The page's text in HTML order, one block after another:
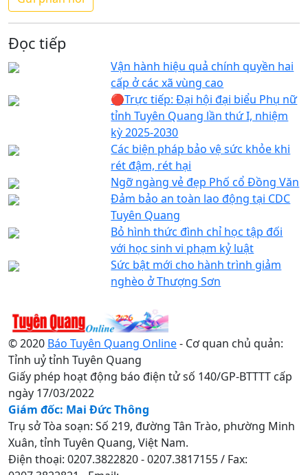
Đọc tiếp
Vận hành hiệu quả chính quyền hai
cấp ở các xã vùng cao
🔴Trực tiếp: Đại hội đại biểu Phụ nữ
tỉnh Tuyên Quang lần thứ I, nhiệm
kỳ 2025-2030
Các biện pháp bảo vệ sức khỏe khi
rét đậm, rét hại
Ngỡ ngàng vẻ đẹp Phố cổ Đồng Văn
Đảm bảo an toàn lao động tại CDC
Tuyên Quang
Bỏ hình thức đình chỉ học tập đối
với học sinh vi phạm kỷ luật
Sức bật mới cho hành trình giảm
nghèo ở Thượng Sơn
© 2020 Báo Tuyên Quang Online- Cơ quan chủ quản:
Tỉnh uỷ tỉnh Tuyên Quang
Giấy phép hoạt động báo điện tử số 140/GP-BTTTT cấp
ngày 17/03/2022
Giám đốc: Mai Đức Thông
Trụ sở Tòa soạn: Số 219, đường Tân Trào, phường Minh
Xuân, tỉnh Tuyên Quang, Việt Nam.
Điện thoại: 0207.3822820 - 0207.3817155 / Fax: